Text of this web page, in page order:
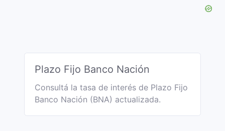
Plazo Fijo Banco Nación
Consultá la tasa de interés de Plazo Fijo
Banco Nación (BNA) actualizada.